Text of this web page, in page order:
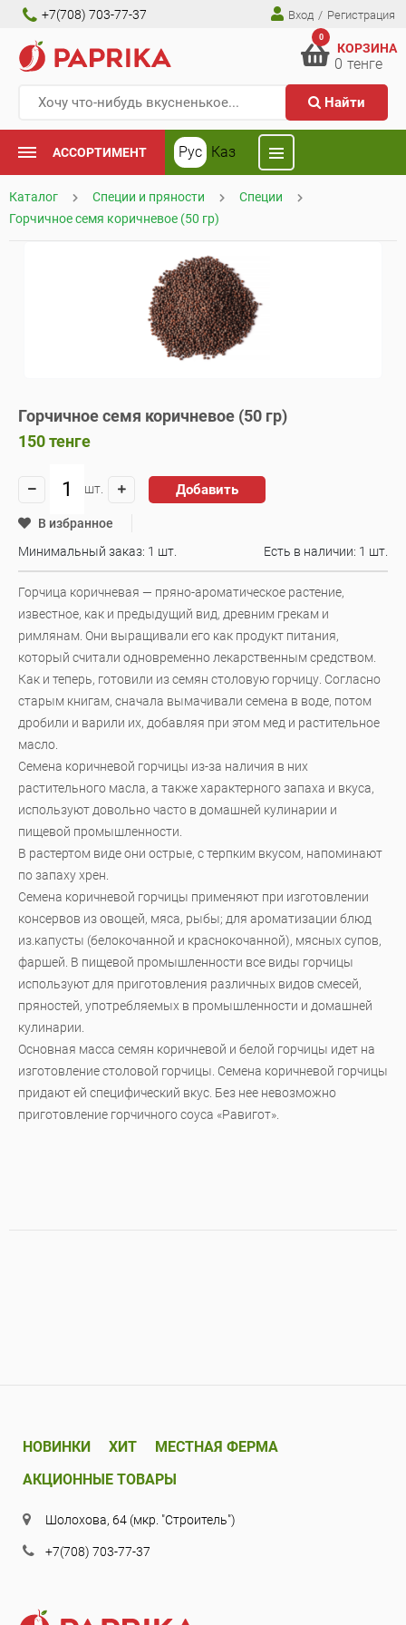
+7(708) 703-77-37 Вход / Регистрация
Найти
0
КОРЗИНА
0 тенге
АССОРТИМЕНТ Рус Каз
Каталог Специи и пряности
Специи
Горчичное семя коричневое (50 гр)
Горчичное семя коричневое (50 гр)
150тенге
шт. Добавить
В избранное
Минимальный заказ: 1 шт.
Есть в наличии: 1 шт.
Горчица коричневая — пряно-ароматическое растение,
известное, как и предыдущий вид, древним грекам и
римлянам. Они выращивали его как продукт питания,
который считали одновременно лекарственным средством.
Как и теперь, готовили из семян столовую горчицу. Согласно
старым книгам, сначала вымачивали семена в воде, потом
дробили и варили их, добавляя при этом мед и растительное
масло.
Семена коричневой горчицы из-за наличия в них
растительного масла, а также характерного запаха и вкуса,
используют довольно часто в домашней кулинарии и
пищевой промышленности.
В растертом виде они острые, с терпким вкусом, напоминают
по запаху хрен.
Семена коричневой горчицы применяют при изготовлении
консервов из овощей, мяса, рыбы; для ароматизации блюд
из.капусты (белокочанной и краснокочанной), мясных супов,
фаршей. В пищевой промышленности все виды горчицы
используют для приготовления различных видов смесей,
пряностей, употребляемых в промышленности и домашней
кулинарии.
Основная масса семян коричневой и белой горчицы идет на
изготовление столовой горчицы. Семена коричневой горчицы
придают ей специфический вкус. Без нее невозможно
приготовление горчичного соуса «Равигот».
НОВИНКИ ХИТ
МЕСТНАЯ ФЕРМА
АКЦИОННЫЕ ТОВАРЫ
Шолохова, 64 (мкр. "Строитель")
+7(708) 703-77-37